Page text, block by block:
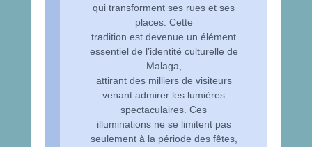
qui transforment ses rues et ses
places. Cette
tradition est devenue un élément
essentiel de l’identité culturelle de
Malaga,
attirant des milliers de visiteurs
venant admirer les lumières
spectaculaires. Ces
illuminations ne se limitent pas
seulement à la période des fêtes,